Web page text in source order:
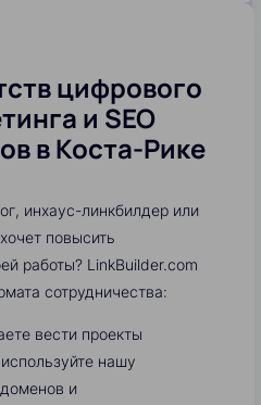
цифрового
и SEO
в Коста-Рике
инхаус-линкбилдер или
повысить
работы? LinkBuilder.com
сотрудничества:
вести проекты
нашу
и